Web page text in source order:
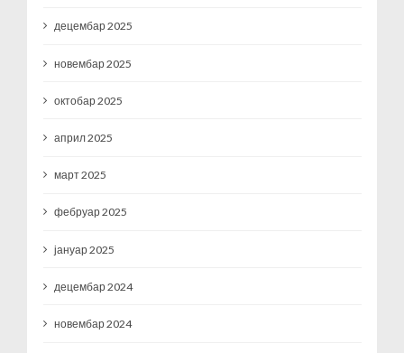
децембар 2025
новембар 2025
октобар 2025
април 2025
март 2025
фебруар 2025
јануар 2025
децембар 2024
новембар 2024